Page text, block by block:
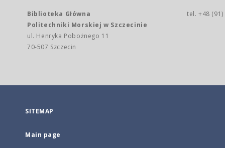
Biblioteka Główna
Politechniki Morskiej w Szczecinie
ul. Henryka Pobożnego 11
70-507 Szczecin
tel. +48
SITEMAP
Main page